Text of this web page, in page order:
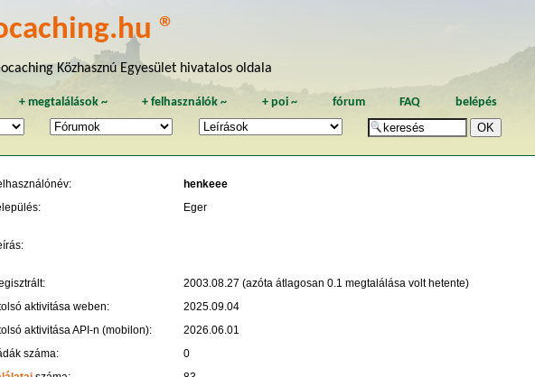
®
Közhasznú Egyesület hivatalos oldala
+ megtalálások~ +felhasználók ~ + poi~ fórum FAQ belépés
henkeee
Eger
2003.08.27 (azóta átlagosan 0.1 megtalálása volt hetente)
aktivitása weben:
2025.09.04
aktivitása API-n (mobilon):
2026.06.01
száma:
0